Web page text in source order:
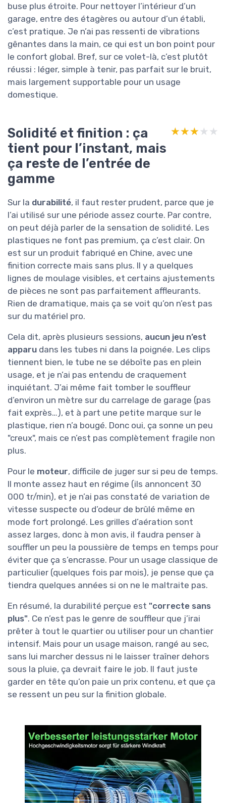
buse plus étroite. Pour nettoyer l’intérieur d’un
garage, entre des étagères ou autour d’un établi,
c’est pratique. Je n’ai pas ressenti de vibrations
gênantes dans la main, ce qui est un bon point pour
le confort global. Bref, sur ce volet-là, c’est plutôt
réussi : léger, simple à tenir, pas parfait sur le bruit,
mais largement supportable pour un usage
domestique.
Solidité et finition : ça
tient pour l’instant, mais
ça reste de l’entrée de
gamme
★★★★★
★★★★★
Sur la durabilité, il faut rester prudent, parce que je
l’ai utilisé sur une période assez courte. Par contre,
on peut déjà parler de la sensation de solidité. Les
plastiques ne font pas premium, ça c’est clair. On
est sur un produit fabriqué en Chine, avec une
finition correcte mais sans plus. Il y a quelques
lignes de moulage visibles, et certains ajustements
de pièces ne sont pas parfaitement affleurants.
Rien de dramatique, mais ça se voit qu’on n’est pas
sur du matériel pro.
Cela dit, après plusieurs sessions, aucun jeu n’est
apparu dans les tubes ni dans la poignée. Les clips
tiennent bien, le tube ne se déboîte pas en plein
usage, et je n’ai pas entendu de craquement
inquiétant. J’ai même fait tomber le souffleur
d’environ un mètre sur du carrelage de garage (pas
fait exprès…), et à part une petite marque sur le
plastique, rien n’a bougé. Donc oui, ça sonne un peu
"creux", mais ce n’est pas complètement fragile non
plus.
Pour le moteur, difficile de juger sur si peu de temps.
Il monte assez haut en régime (ils annoncent 30
000 tr/min), et je n’ai pas constaté de variation de
vitesse suspecte ou d’odeur de brûlé même en
mode fort prolongé. Les grilles d’aération sont
assez larges, donc à mon avis, il faudra penser à
souffler un peu la poussière de temps en temps pour
éviter que ça s’encrasse. Pour un usage classique de
particulier (quelques fois par mois), je pense que ça
tiendra quelques années si on ne le maltraite pas.
En résumé, la durabilité perçue est "correcte sans
plus". Ce n’est pas le genre de souffleur que j’irai
prêter à tout le quartier ou utiliser pour un chantier
intensif. Mais pour un usage maison, rangé au sec,
sans lui marcher dessus ni le laisser traîner dehors
sous la pluie, ça devrait faire le job. Il faut juste
garder en tête qu’on paie un prix contenu, et que ça
se ressent un peu sur la finition globale.